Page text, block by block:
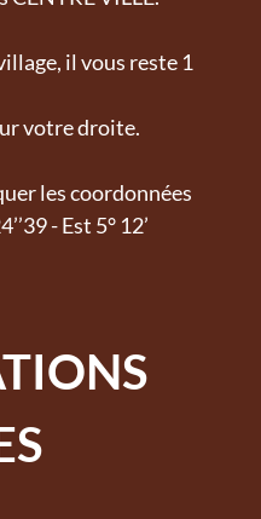
il vous reste 1
votre droite.
les coordonnées
- Est 5° 12’